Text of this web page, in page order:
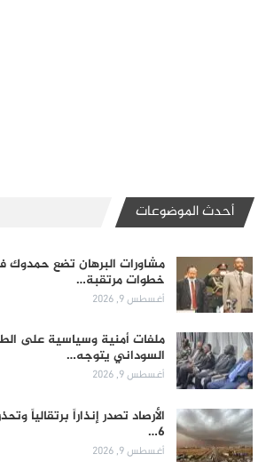
أحدث الموضوعات
مشاورات البرهان تضع
خطوات مرتقبة…
أغسطس 9, 2026
ملفات أمنية وسياسية على
السوداني يتوجه…
أغسطس 9, 2026
الأرصاد تصدر إنذاراً برتقالياً
6…
أغسطس 9, 2026